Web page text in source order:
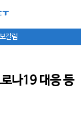
칼럼
나19 대응 등